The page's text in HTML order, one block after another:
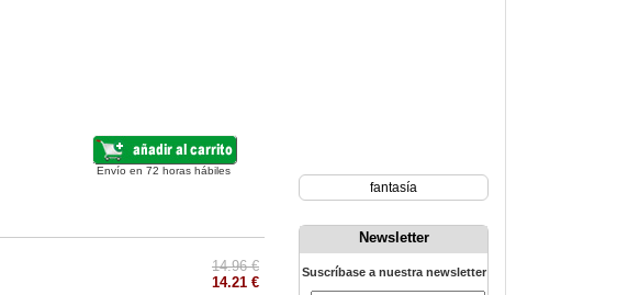
Envío en 72 horas hábiles
14.96 €
14.21 €
fantasía
Newsletter
Suscríbase a nuestra newsletter